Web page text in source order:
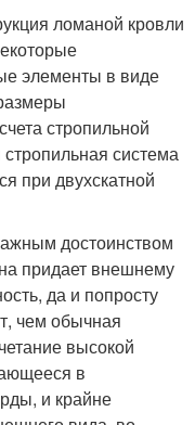
ломаной кровли
элементы в виде
стропильной
система
при двухскатной
достоинством
придает внешнему
да и попросту
чем обычная
высокой
в
и крайне